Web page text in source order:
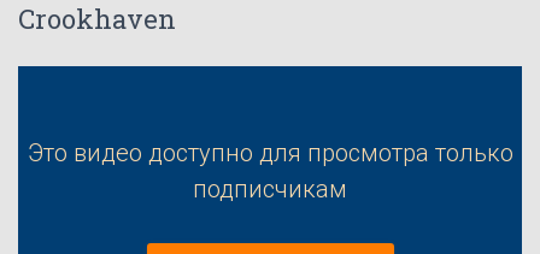
Crookhaven
Это видео доступно для просмотра только
подписчикам